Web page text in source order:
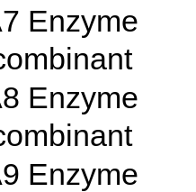
Enzyme
Enzyme
Enzyme